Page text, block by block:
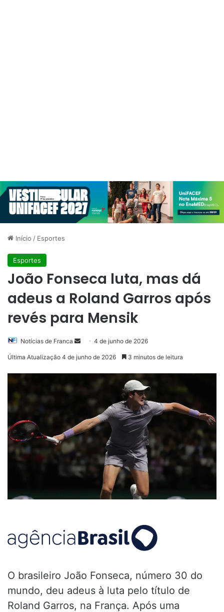
Início / Esportes
Esportes
João Fonseca luta, mas dá
adeus a Roland Garros após
revés para Mensik
Notícias de Franca
Mande4 de junho de 2026
Última Atualização 4 de junho de 2026 3 minutos de leitura
O brasileiro João Fonseca, número 30 do
mundo, deu adeus à luta pelo título de
Roland Garros, na França. Após uma